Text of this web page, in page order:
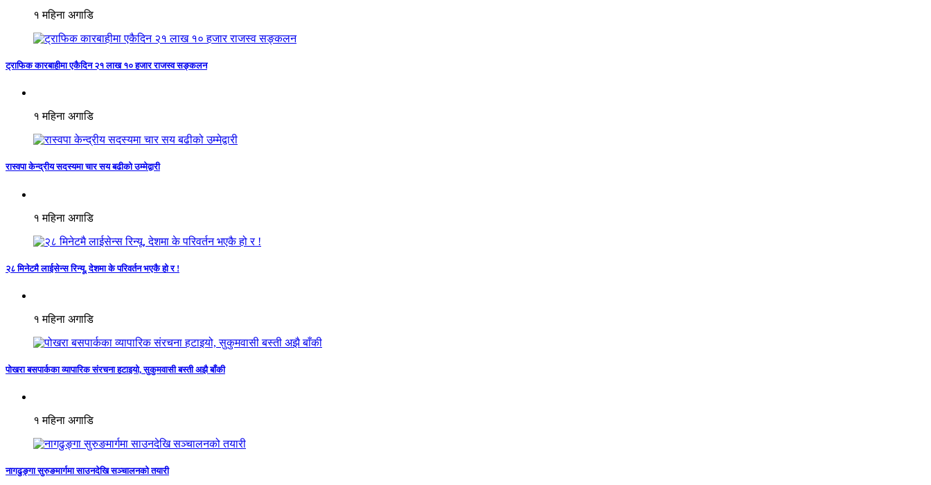
१ महिना अगाडि
ट्राफिक कारबाहीमा एकैदिन २१ लाख १० हजार राजस्व सङ्कलन
१ महिना अगाडि
रास्वपा केन्द्रीय सदस्यमा चार सय बढीको उम्मेद्वारी
१ महिना अगाडि
२८ मिनेटमै लाईसेन्स रिन्यू, देशमा के परिवर्तन भएकै हो र !
१ महिना अगाडि
पोखरा बसपार्कका व्यापारिक संरचना हटाइयो, सुकुमवासी बस्ती अझै बाँकी
१ महिना अगाडि
नागढुङ्गा सुरुङमार्गमा साउनदेखि सञ्चालनको तयारी